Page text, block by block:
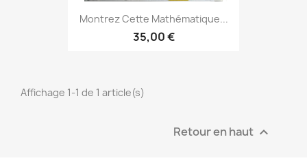
Montrez Cette Mathématique...
35,00 €
Affichage 1-1 de 1 article(s)
Retour en haut 